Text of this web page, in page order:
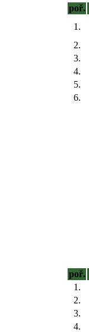
poř.
1.
2.
3.
4.
5.
6.
poř.
1.
2.
3.
4.